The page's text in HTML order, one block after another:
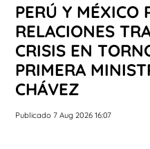
PERÚ Y MÉXICO
RELACIONES
CRISIS EN
PRIMERA
CHÁVEZ
Publicado 7 Aug 2026 16:07